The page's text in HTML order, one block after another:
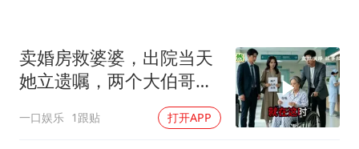
“中国蔬菜之乡”最高温达41.8℃
“不建议大家买深色蛋糕”
985博士后被曝在妻子孕期出轨后续
卖婚房救婆婆，出院当天
她立遗嘱，两个大伯哥傻
一口娱乐 1跟贴 打开APP